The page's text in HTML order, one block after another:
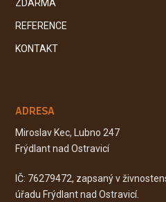
ZDARMA
REFERENCE
KONTAKT
ADRESA
Miroslav Kec, Lubno 247
Frýdlant nad Ostravicí
IČ: 76279472, zapsaný v
úřadu Frýdlant nad Ostravicí.